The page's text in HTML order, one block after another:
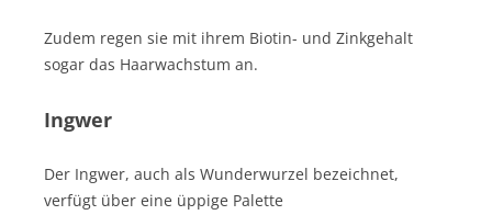
Zudem regen sie mit ihrem Biotin- und Zinkgehalt
sogar das Haarwachstum an.
Ingwer
Der Ingwer, auch als Wunderwurzel bezeichnet,
verfügt über eine üppige Palette